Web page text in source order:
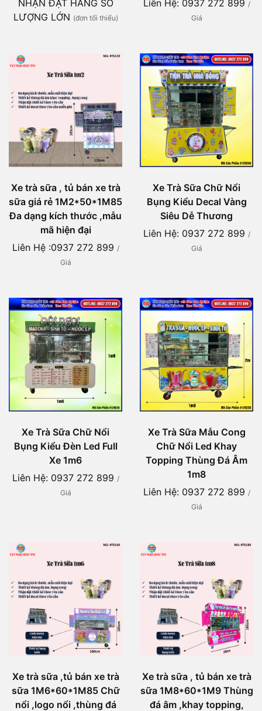
NHẬN ĐẶT HÀNG SỐ
LƯỢNG LỚN (đơn tối thiểu)
Liên Hệ: 0937 272 899 /
Giá
Xe trà sữa , tủ bán xe trà
sữa giá rẻ 1M2*50*1M85
Đa dạng kích thước ,mẫu
mã hiện đại
Liên Hệ :0937 272 899 /
Giá
Xe Trà Sữa Chữ Nổi
Bụng Kiểu Decal Vàng
Siêu Dễ Thương
Liên Hệ: 0937 272 899 /
Giá
Xe Trà Sữa Chữ Nổi
Bụng Kiểu Đèn Led Full
Xe 1m6
Liên Hệ: 0937 272 899 /
Giá
Xe Trà Sữa Mẫu Cong
Chữ Nổi Led Khay
Topping Thùng Đá Âm
1m8
Liên Hệ: 0937 272 899 /
Giá
Xe trà sữa ,tủ bán xe trà
sữa 1M6*60*1M85 Chữ
nổi ,logo nổi ,thùng đá
Xe trà sữa , tủ bán xe trà
sữa 1M8*60*1M9 Thùng
đá âm ,khay topping,